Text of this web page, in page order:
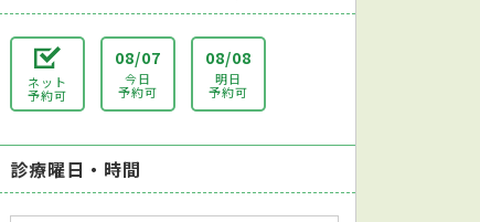
ネット
予約可
08/07
今日
予約可
08/08
明日
予約可
診療曜日・時間